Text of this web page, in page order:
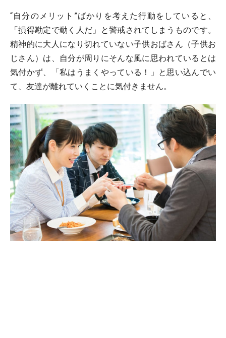
“自分のメリット”ばかりを考えた行動をしていると、
「損得勘定で動く人だ」と警戒されてしまうものです。
精神的に大人になり切れていない子供おばさん（子供お
じさん）は、自分が周りにそんな風に思われているとは
気付かず、「私はうまくやっている！」と思い込んでい
て、友達が離れていくことに気付きません。